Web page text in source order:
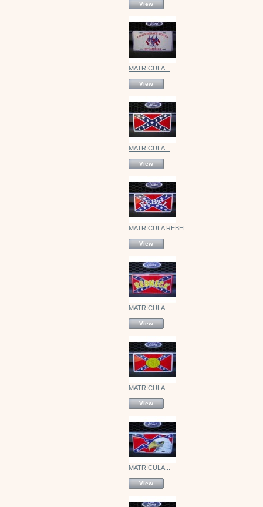
View
MATRICULA...
View
MATRICULA...
View
MATRICULA REBEL
View
MATRICULA...
View
MATRICULA...
View
MATRICULA...
View